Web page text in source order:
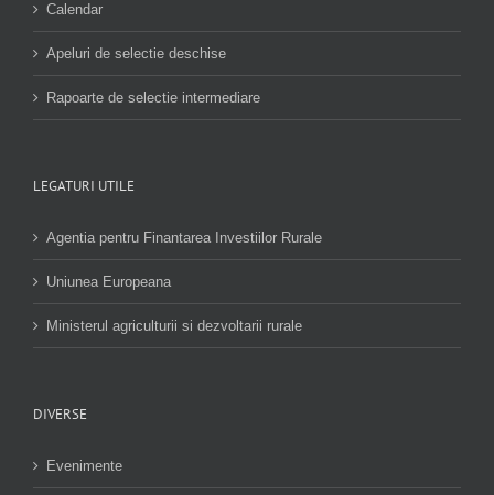
Calendar
Apeluri de selectie deschise
Rapoarte de selectie intermediare
LEGATURI UTILE
Agentia pentru Finantarea Investiilor Rurale
Uniunea Europeana
Ministerul agriculturii si dezvoltarii rurale
DIVERSE
Evenimente